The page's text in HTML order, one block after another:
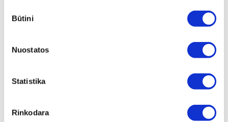
pasirinkimas
Būtini
Nuostatos
Statistika
Rinkodara
3.0AH
FILTRAS AKUMULIATORINIAM
SIURBLIUI AMTS 18 L COMPACT